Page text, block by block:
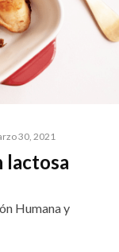
30, 2021
lactosa
Humana y